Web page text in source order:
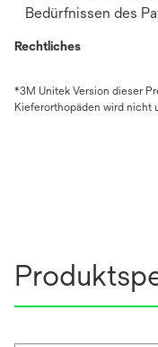
Bedürfnissen des
Rechtliches
*3M Unitek Version dieser
Kieferorthopäden wird nicht